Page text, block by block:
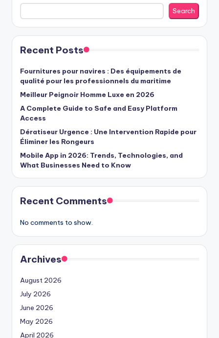
Search
Recent Posts
Fournitures pour navires : Des équipements de
qualité pour les professionnels du maritime
Meilleur Peignoir Homme Luxe en 2026
A Complete Guide to Safe and Easy Platform
Access
Dératiseur Urgence : Une Intervention Rapide pour
Éliminer les Rongeurs
Mobile App in 2026: Trends, Technologies, and
What Businesses Need to Know
Recent Comments
No comments to show.
Archives
August 2026
July 2026
June 2026
May 2026
April 2026